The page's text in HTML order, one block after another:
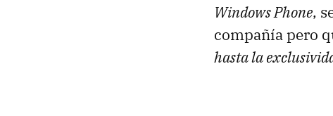
Windows Phone,
compañía pero
hasta la